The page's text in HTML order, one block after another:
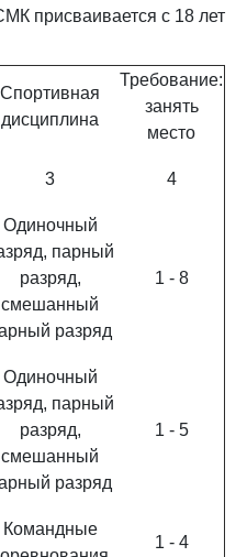
присваивается с 18 лет
Спортивная
дисциплина
Требование:
занять
место
3 4
Одиночный
парный
разряд,
смешанный
разряд
1 - 8
Одиночный
парный
разряд,
смешанный
разряд
1 - 5
Командные
1 - 4